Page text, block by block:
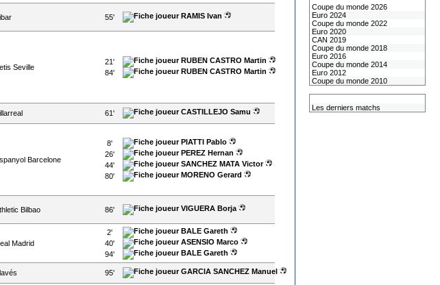
55' RAMIS Ivan
Seville
21'
RUBEN CASTRO Martin
84'
RUBEN CASTRO Martin
61' CASTILLEJO Samu
Barcelone
8'
PIATTI Pablo
26'
PEREZ Hernan
44'
SANCHEZ MATA Victor
80'
MORENO Gerard
Bilbao 86' VIGUERA Borja
Madrid
2'
BALE Gareth
40'
ASENSIO Marco
94'
BALE Gareth
95' GARCIA SANCHEZ Manuel
Coupe du monde 2026
Euro 2024
Coupe du monde 2022
Euro 2020
CAN 2019
Coupe du monde 2018
Euro 2016
Coupe du monde 2014
Euro 2012
Coupe du monde 2010
Les derniers matchs